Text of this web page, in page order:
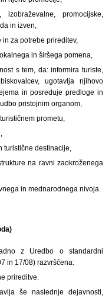
promocijske,
in izven,
za potrebe prireditev,
in širšega pomena,
s tem, da: informira turiste,
ugotavlja njihovo
in posreduje predloge in
pristojnim organom,
prometu,
turistične destinacije,
na ravni zaokroženega
in mednarodnega nivoja.
z Uredbo o standardni
in 17/08) razvrščena:
prireditve.
še naslednje dejavnosti,